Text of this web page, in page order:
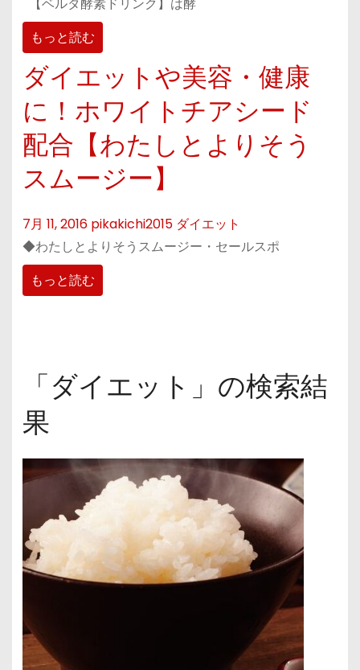
【ベルタ酵素ドリンク】は酵
もっと読む
ダイエットや美容・健康
に！ホワイトチアシード
配合【わたしとよりそう
スムージー】
7月 11, 2016 pikakichi2015 ダイエット
◆わたしとよりそうスムージー・セールスポ
もっと読む
「ダイエット」の検索結
果